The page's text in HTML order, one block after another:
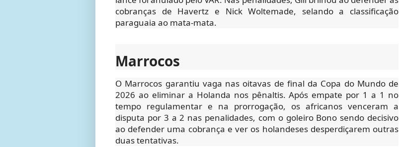
cobranças de Havertz e Nick Woltemade, selando a classificação
paraguaia ao mata-mata.
Marrocos
O Marrocos garantiu vaga nas oitavas de final da Copa do Mundo de
2026 ao eliminar a Holanda nos pênaltis. Após empate por 1 a 1 no
tempo regulamentar e na prorrogação, os africanos venceram a
disputa por 3 a 2 nas penalidades, com o goleiro Bono sendo decisivo
ao defender uma cobrança e ver os holandeses desperdiçarem outras
duas tentativas.